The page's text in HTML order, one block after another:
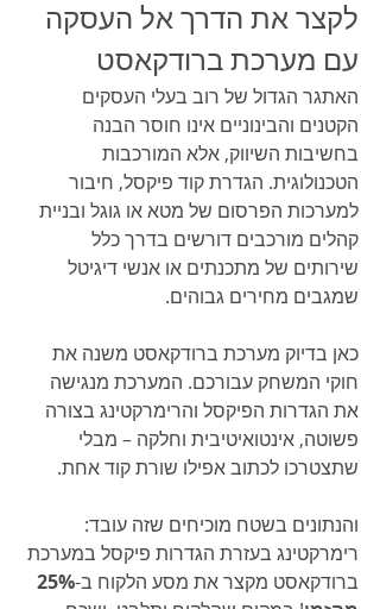
לקצר את הדרך אל העסקה
עם מערכת ברודקאסט
האתגר הגדול של רוב בעלי העסקים
הקטנים והבינוניים אינו חוסר הבנה
בחשיבות השיווק, אלא המורכבות
הטכנולוגית. הגדרת קוד פיקסל, חיבור
למערכות הפרסום של מטא או גוגל ובניית
קהלים מורכבים דורשים בדרך כלל
שירותים של מתכנתים או אנשי דיגיטל
שמגבים מחירים גבוהים.
כאן בדיוק מערכת ברודקאסט משנה את
חוקי המשחק עבורכם. המערכת מנגישה
את הגדרות הפיקסל והרימרקטינג בצורה
פשוטה, אינטואיטיבית וחלקה – מבלי
שתצטרכו לכתוב אפילו שורת קוד אחת.
והנתונים בשטח מוכיחים שזה עובד:
רימרקטינג בעזרת הגדרות פיקסל במערכת
ברודקאסט מקצר את מסע הלקוח ב-